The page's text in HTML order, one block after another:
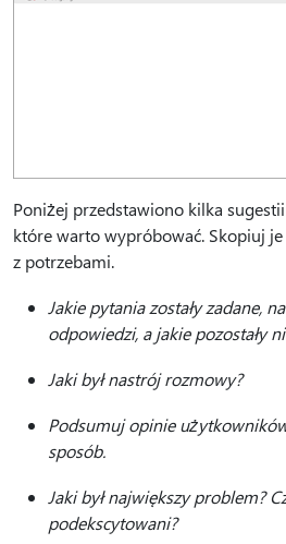
Poniżej przedstawiono kilka
które warto wypróbować. Skopiuj
z potrzebami.
Jakie pytania zostały zadane,
odpowiedzi, a jakie pozostały
Jaki był nastrój rozmowy?
Podsumuj opinie
sposób.
Jaki był największy problem?
podekscytowani?